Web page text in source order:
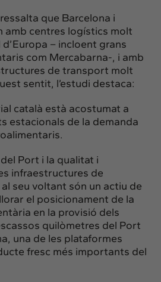
que Barcelona i
amb centres logístics molt
– incloent grans
com Mercabarna-, i amb
de transport molt
sentit, l’estudi destaca:
català està acostumat a
estacionals de la demanda
Port i la qualitat i
infraestructures de
seu voltant són un actiu de
el posicionament de la
en la provisió dels
quilòmetres del Port
una de les plataformes
fresc més importants del